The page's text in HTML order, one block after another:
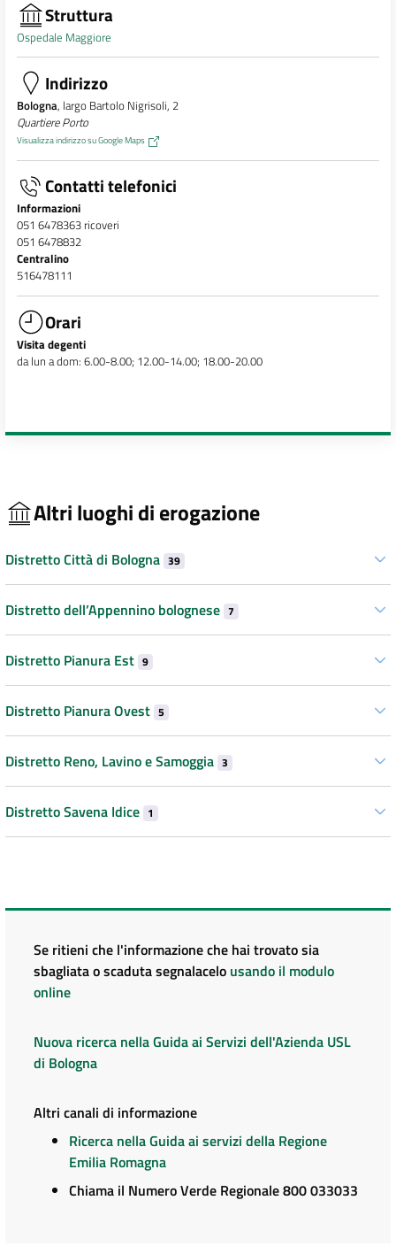
Struttura
Ospedale Maggiore
Indirizzo
Bologna, largo Bartolo Nigrisoli, 2
Quartiere Porto
Visualizza indirizzo su Google Maps
Contatti telefonici
Informazioni
051 6478363 ricoveri
051 6478832
Centralino
516478111
Orari
Visita degenti
da lun a dom: 6.00-8.00; 12.00-14.00; 18.00-20.00
Altri luoghi di erogazione
Distretto Città di Bologna 39
Distretto dell’Appennino bolognese 7
Distretto Pianura Est 9
Distretto Pianura Ovest 5
Distretto Reno, Lavino e Samoggia 3
Distretto Savena Idice 1
Se ritieni che l'informazione che hai trovato sia
sbagliata o scaduta segnalacelo usando il modulo
online
Nuova ricerca nella Guida ai Servizi dell'Azienda USL
di Bologna
Altri canali di informazione
Ricerca nella Guida ai servizi della Regione
Emilia Romagna
Chiama il Numero Verde Regionale 800 033033